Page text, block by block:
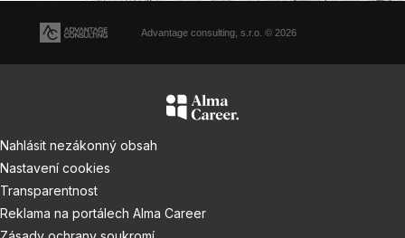
Advantage consulting, s.r.o. © 2026
Nahlásit nezákonný obsah
Nastavení cookies
Transparentnost
Reklama na portálech Alma Career